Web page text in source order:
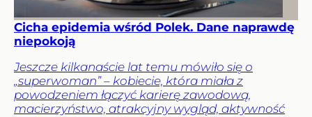
Cicha epidemia wśród Polek. Dane naprawdę
niepokoją
Jeszcze kilkanaście lat temu mówiło się o
„superwoman” – kobiecie, która miała z
powodzeniem łączyć karierę zawodową,
macierzyństwo, atrakcyjny wygląd, aktywność